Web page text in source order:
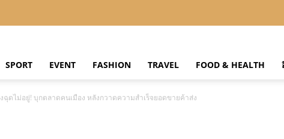
SPORT EVENT FASHION TRAVEL FOOD & HEALTH
ฉุดไม่อยู่! บุกตลาดคนเมือง หลังกวาดความสำเร็จยอดขายค้าส่ง